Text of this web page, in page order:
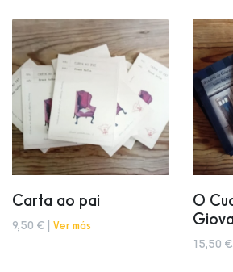
Carta ao pai
9,50 € | Ver más
O
15,50 €